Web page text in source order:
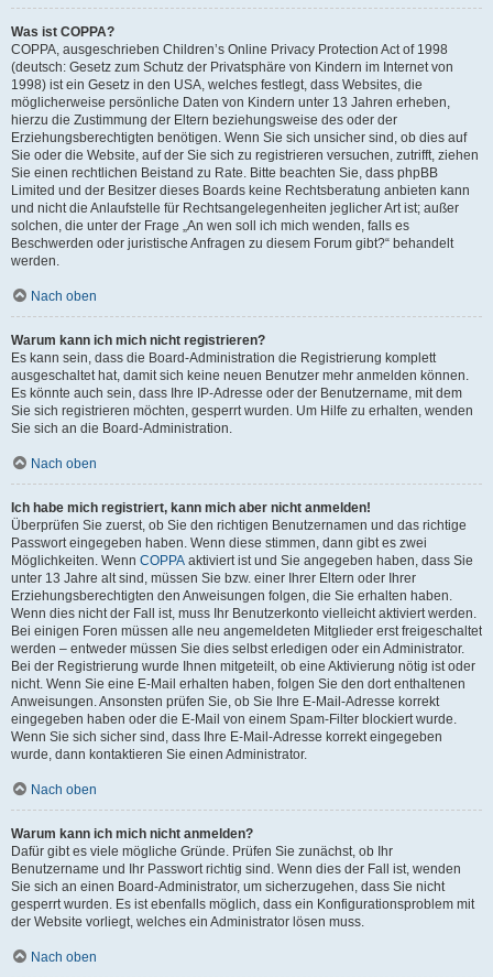
Was ist COPPA?
COPPA, ausgeschrieben Children’s Online Privacy Protection Act of 1998
(deutsch: Gesetz zum Schutz der Privatsphäre von Kindern im Internet von
1998) ist ein Gesetz in den USA, welches festlegt, dass Websites, die
möglicherweise persönliche Daten von Kindern unter 13 Jahren erheben,
hierzu die Zustimmung der Eltern beziehungsweise des oder der
Erziehungsberechtigten benötigen. Wenn Sie sich unsicher sind, ob dies auf
Sie oder die Website, auf der Sie sich zu registrieren versuchen, zutrifft, ziehen
Sie einen rechtlichen Beistand zu Rate. Bitte beachten Sie, dass phpBB
Limited und der Besitzer dieses Boards keine Rechtsberatung anbieten kann
und nicht die Anlaufstelle für Rechtsangelegenheiten jeglicher Art ist; außer
solchen, die unter der Frage „An wen soll ich mich wenden, falls es
Beschwerden oder juristische Anfragen zu diesem Forum gibt?“ behandelt
werden.
Nach oben
Warum kann ich mich nicht registrieren?
Es kann sein, dass die Board-Administration die Registrierung komplett
ausgeschaltet hat, damit sich keine neuen Benutzer mehr anmelden können.
Es könnte auch sein, dass Ihre IP-Adresse oder der Benutzername, mit dem
Sie sich registrieren möchten, gesperrt wurden. Um Hilfe zu erhalten, wenden
Sie sich an die Board-Administration.
Nach oben
Ich habe mich registriert, kann mich aber nicht anmelden!
Überprüfen Sie zuerst, ob Sie den richtigen Benutzernamen und das richtige
Passwort eingegeben haben. Wenn diese stimmen, dann gibt es zwei
Möglichkeiten. Wenn COPPA aktiviert ist und Sie angegeben haben, dass Sie
unter 13 Jahre alt sind, müssen Sie bzw. einer Ihrer Eltern oder Ihrer
Erziehungsberechtigten den Anweisungen folgen, die Sie erhalten haben.
Wenn dies nicht der Fall ist, muss Ihr Benutzerkonto vielleicht aktiviert werden.
Bei einigen Foren müssen alle neu angemeldeten Mitglieder erst freigeschaltet
werden – entweder müssen Sie dies selbst erledigen oder ein Administrator.
Bei der Registrierung wurde Ihnen mitgeteilt, ob eine Aktivierung nötig ist oder
nicht. Wenn Sie eine E-Mail erhalten haben, folgen Sie den dort enthaltenen
Anweisungen. Ansonsten prüfen Sie, ob Sie Ihre E-Mail-Adresse korrekt
eingegeben haben oder die E-Mail von einem Spam-Filter blockiert wurde.
Wenn Sie sich sicher sind, dass Ihre E-Mail-Adresse korrekt eingegeben
wurde, dann kontaktieren Sie einen Administrator.
Nach oben
Warum kann ich mich nicht anmelden?
Dafür gibt es viele mögliche Gründe. Prüfen Sie zunächst, ob Ihr
Benutzername und Ihr Passwort richtig sind. Wenn dies der Fall ist, wenden
Sie sich an einen Board-Administrator, um sicherzugehen, dass Sie nicht
gesperrt wurden. Es ist ebenfalls möglich, dass ein Konfigurationsproblem mit
der Website vorliegt, welches ein Administrator lösen muss.
Nach oben